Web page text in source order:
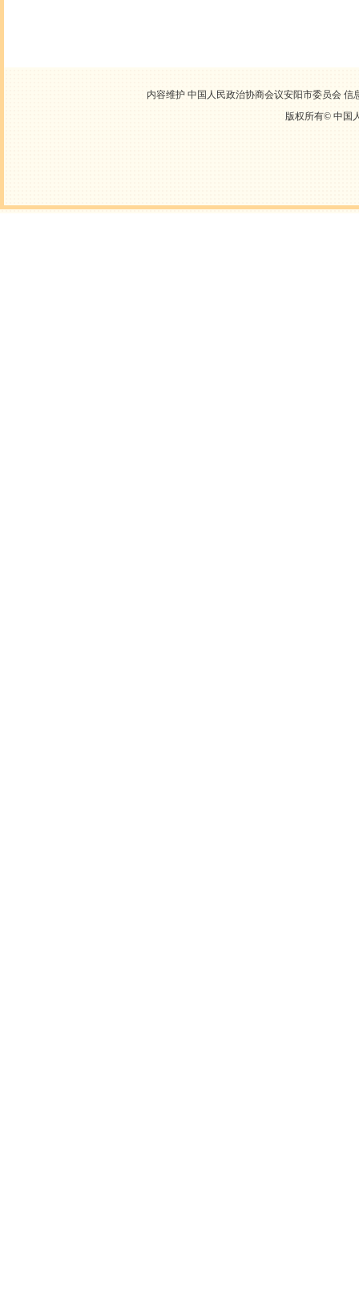
内容维护 中国人民政治协商会议安阳市委员会
版权所有© 中国